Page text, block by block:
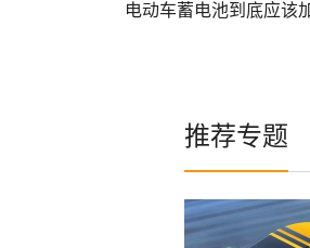
电动车蓄电池到底应该
推荐专题